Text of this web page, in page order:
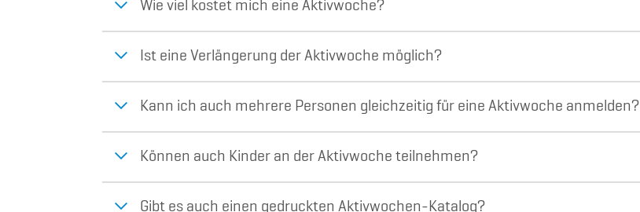
Wie viel kostet mich eine Aktivwoche?
Ist eine Verlängerung der Aktivwoche möglich?
Kann ich auch mehrere Personen gleichzeitig für eine Aktivwoche anmelden?
Können auch Kinder an der Aktivwoche teilnehmen?
Gibt es auch einen gedruckten Aktivwochen-Katalog?